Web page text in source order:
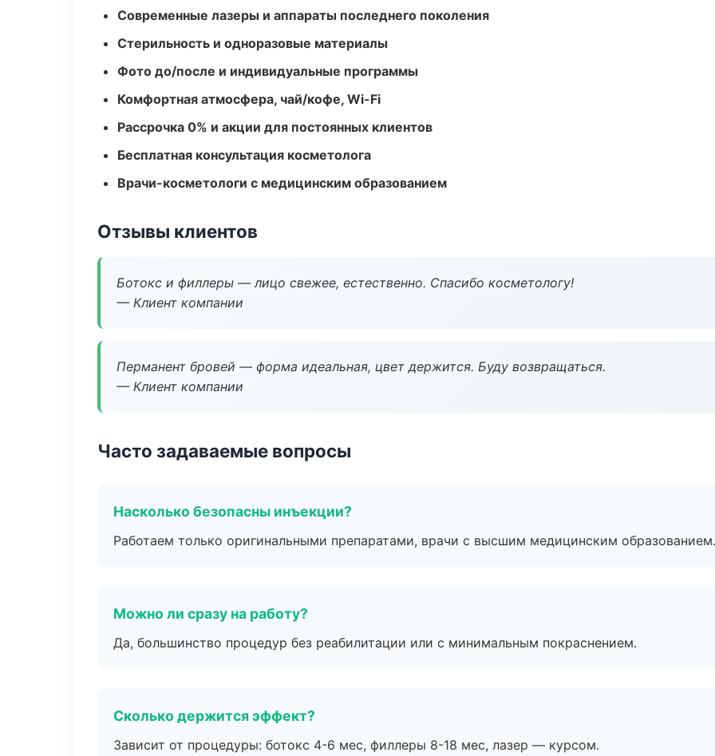
Современные лазеры и аппараты последнего поколения
Стерильность и одноразовые материалы
Фото до/после и индивидуальные программы
Комфортная атмосфера, чай/кофе, Wi-Fi
Рассрочка 0% и акции для постоянных клиентов
Бесплатная консультация косметолога
Врачи-косметологи с медицинским образованием
Отзывы клиентов
Ботокс и филлеры — лицо свежее, естественно. Спасибо косметологу!
— Клиент компании
Перманент бровей — форма идеальная, цвет держится. Буду возвращаться.
— Клиент компании
Часто задаваемые вопросы
Насколько безопасны инъекции?
Работаем только оригинальными препаратами, врачи с высшим медицинским образованием.
Можно ли сразу на работу?
Да, большинство процедур без реабилитации или с минимальным покраснением.
Сколько держится эффект?
Зависит от процедуры: ботокс 4-6 мес, филлеры 8-18 мес, лазер — курсом.